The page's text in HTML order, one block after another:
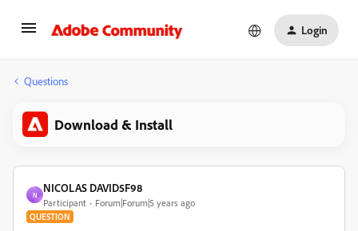
Login
Questions
Download & Install
N
NICOLAS DAVID5F98
Participant Forum|Forum|5 years ago
QUESTION